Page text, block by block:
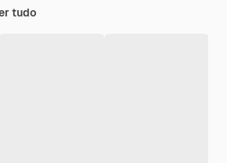
tudo